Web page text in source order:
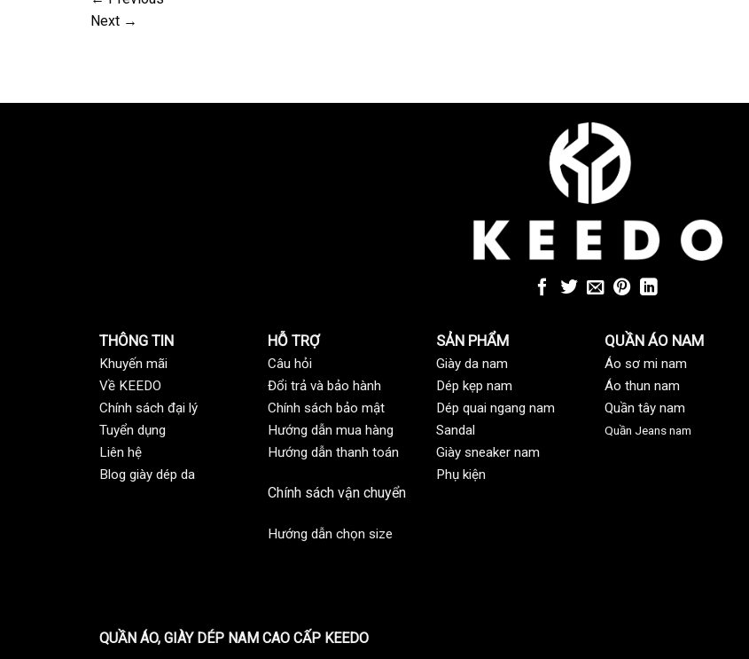
Next →
THÔNG TIN
Khuyến mãi
Về KEEDO
Chính sách đại lý
Tuyển dụng
Liên hệ
Blog giày dép da
HỖ TRỢ
Câu hỏi
Đổi trả và bảo hành
Chính sách bảo mật
Hướng dẫn mua hàng
Hướng dẫn thanh toán
Chính sách vận chuyển
Hướng dẫn chọn size
SẢN PHẨM
Giày da nam
Dép kẹp nam
Dép quai ngang nam
Sandal
Giày sneaker nam
Phụ kiện
QUẦN ÁO NAM
Áo sơ mi nam
Áo thun nam
Quần tây nam
Quần Jeans nam
QUẦN ÁO, GIÀY DÉP NAM CAO CẤP KEEDO